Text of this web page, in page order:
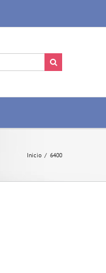
Inicio / 6400